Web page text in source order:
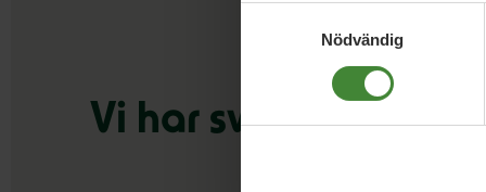
Nödvändig
Vi har svaren på